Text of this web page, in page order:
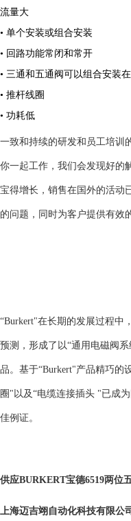
流量大
• 单个安装或组合安装
• 回路功能常闭和常开
• 三通和五通阀可以组合安装
• 推杆线圈
• 功耗低
一致和持续的研发和员工培训
你一起工作，我们会发现好的
宝得增长，销售在国外的活动
的问题，同时为客户提供有效
“Burkert"在长期的发展过程中
预测，形成了以“通用电磁阀
品。基于“Burkert"产品精巧的
圈"以及“电缆连接插头 "已成
佳例证。
供应BURKERT宝德6519两位
上海迈吉翊自动化科技有限公司